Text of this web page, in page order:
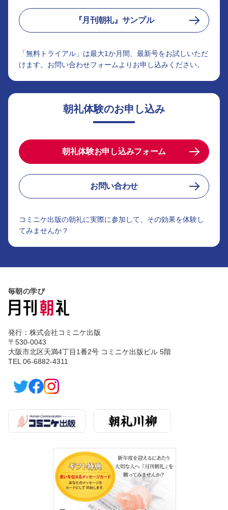
『月刊朝礼』サンプル
「無料トライアル」は最大1か月間、最新号をお試しいただ
けます。お問い合わせフォームよりお申し込みください。
朝礼体験のお申し込み
朝礼体験お申し込みフォーム
お問い合わせ
コミニケ出版の朝礼に実際に参加して、その効果を体験し
てみませんか？
毎朝の学び
発行：株式会社コミニケ出版
〒530-0043
大阪市北区天満4丁目1番2号 コミニケ出版ビル 5階
TEL 06-6882-4311